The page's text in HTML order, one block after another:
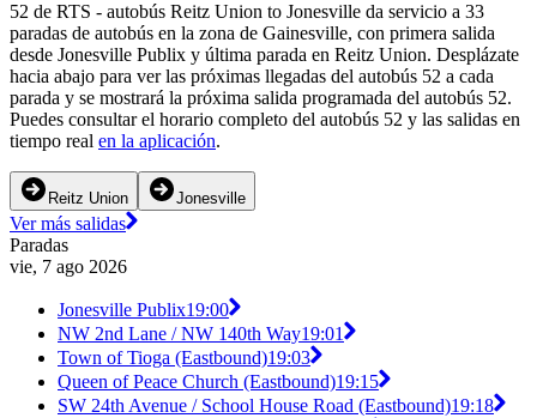
52 de RTS - autobús Reitz Union to Jonesville da servicio a 33
paradas de autobús en la zona de Gainesville, con primera salida
desde Jonesville Publix y última parada en Reitz Union. Desplázate
hacia abajo para ver las próximas llegadas del autobús 52 a cada
parada y se mostrará la próxima salida programada del autobús 52.
Puedes consultar el horario completo del autobús 52 y las salidas en
tiempo real en la aplicación.
Reitz Union Jonesville
Ver más salidas
Paradas
vie, 7 ago 2026
Jonesville Publix19:00
NW 2nd Lane / NW 140th Way19:01
Town of Tioga (Eastbound)19:03
Queen of Peace Church (Eastbound)19:15
SW 24th Avenue / School House Road (Eastbound)19:18